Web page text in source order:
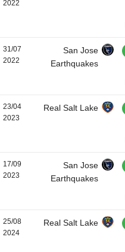
2022
31/07
2022
San Jose
Earthquakes
23/04
2023
Real Salt Lake
17/09
2023
San Jose
Earthquakes
25/08
2024
Real Salt Lake